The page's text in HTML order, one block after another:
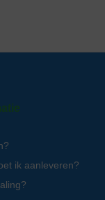
ik aanleveren?